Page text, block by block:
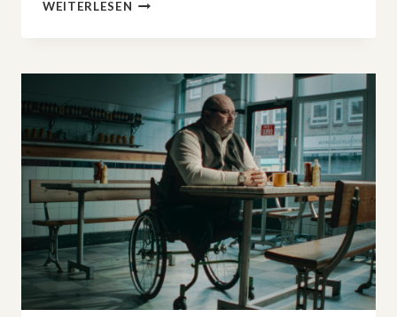
WEITERLESEN
EVER«:
2
NETFLIX
MACHT
TOXISCHE
BEZIEHUNGEN
ZUR
GNADENLOSEN
TRUE-
CRIME-
BÜHNE